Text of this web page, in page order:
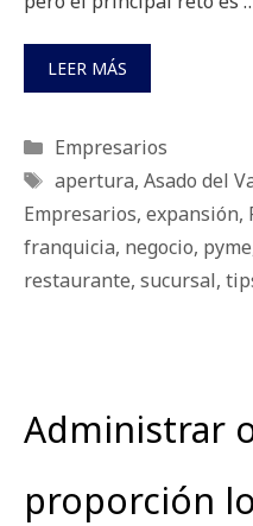
LEER MÁS
Categorías
Empresarios
Etiquetas
apertura, Asado del
Empresarios, expansión,
franquicia, negocio, pyme
restaurante, sucursal,
Administrar
proporción